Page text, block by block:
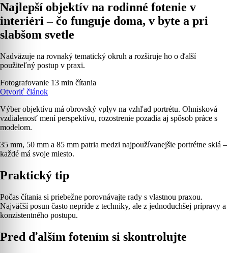
Najlepší objektív na rodinné fotenie v
interiéri – čo funguje doma, v byte a pri
slabšom svetle
Nadväzuje na rovnaký tematický okruh a rozširuje ho o ďalší
použiteľný postup v praxi.
Fotografovanie 13 min čítania
Otvoriť článok
Výber objektívu má obrovský vplyv na vzhľad portrétu. Ohnisková
vzdialenosť mení perspektívu, rozostrenie pozadia aj spôsob práce s
modelom.
35 mm, 50 mm a 85 mm patria medzi najpoužívanejšie portrétne sklá –
každé má svoje miesto.
Praktický tip
Počas čítania si priebežne porovnávajte rady s vlastnou praxou.
Najväčší posun často nepríde z techniky, ale z jednoduchšej prípravy a
konzistentného postupu.
Pred ďalším fotením si skontrolujte